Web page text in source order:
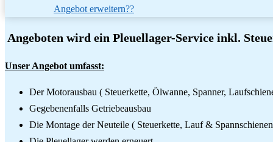
Angebot erweitern??
Angeboten wird ein Pleuellager-Service inkl.
Unser Angebot umfasst:
Der Motorausbau ( Steuerkette, Ölwanne, Spanner,
Gegebenenfalls Getriebeausbau
Die Montage der Neuteile ( Steuerkette, Lauf &